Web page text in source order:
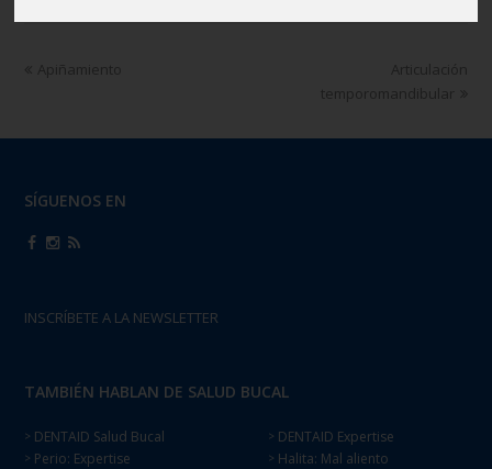
Apiñamiento
Articulación
temporomandibular
SÍGUENOS EN
INSCRÍBETE A LA NEWSLETTER
TAMBIÉN HABLAN DE SALUD BUCAL
> DENTAID Salud Bucal
> Perio: Expertise
> DENTAID Expertise
> Halita: Mal aliento